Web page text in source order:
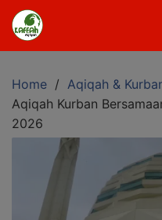
Home
Aqiqah &
Aqiqah Kurban
2026